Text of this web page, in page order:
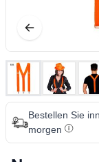
Bestellen Sie
morgen